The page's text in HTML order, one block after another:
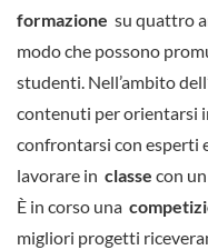
formazione su quattro
modo che possono
studenti. Nell’ambito
contenuti per orientarsi
confrontarsi con esperti
lavorare in classe con
È in corso una
migliori progetti